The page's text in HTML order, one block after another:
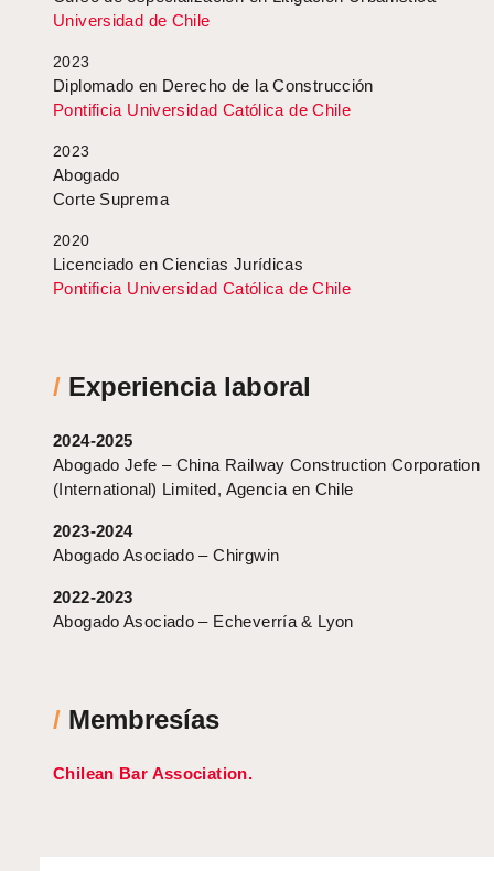
Universidad de Chile
2023
Diplomado en Derecho de la Construcción
Pontificia Universidad Católica de Chile
2023
Abogado
Corte Suprema
2020
Licenciado en Ciencias Jurídicas
Pontificia Universidad Católica de Chile
/ Experiencia laboral
2024-2025
Abogado Jefe – China Railway Construction Corporation
(International) Limited, Agencia en Chile
2023-2024
Abogado Asociado – Chirgwin
2022-2023
Abogado Asociado – Echeverría & Lyon
/ Membresías
Chilean Bar Association.